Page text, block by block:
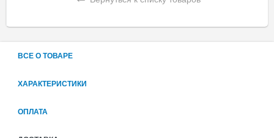
ВСЕ О ТОВАРЕ
ХАРАКТЕРИСТИКИ
ОПЛАТА